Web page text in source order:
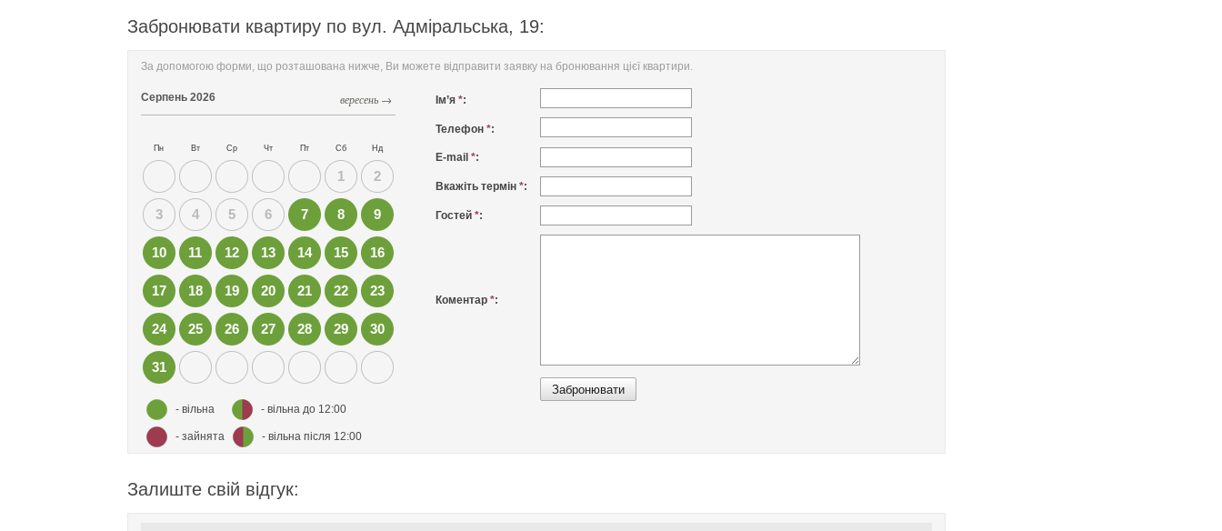
Забронювати квартиру по вул. Адміральська, 19:
За допомогою форми, що розташована нижче, Ви можете відправити заявку на бронювання цієї квартири.
вересень →
Серпень 2026
Пн Вт Ср Чт Пт Сб Нд
1 2
3 4 5 6 7 8 9
10 11 12 13 14 15 16
17 18 19 20 21 22 23
24 25 26 27 28 29 30
31
- вільна - вільна до 12:00
- зайнята - вільна після 12:00
Ім’я *:
Телефон *:
E-mail *:
Вкажіть термін *:
Гостей *:
Коментар *:
Залиште свій відгук: